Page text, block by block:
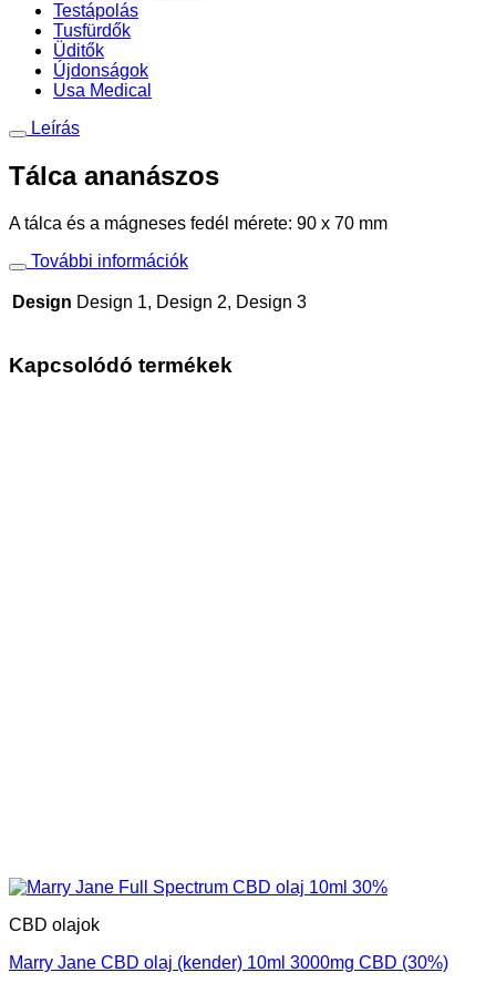
Testápolás
Tusfürdők
Üditők
Újdonságok
Usa Medical
Leírás
Tálca ananászos
A tálca és a mágneses fedél mérete: 90 x 70 mm
További információk
Design Design 1, Design 2, Design 3
Kapcsolódó termékek
CBD olajok
Marry Jane CBD olaj (kender) 10ml 3000mg CBD (30%)